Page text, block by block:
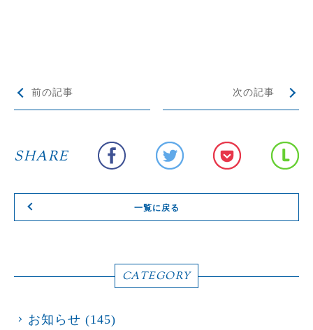
前の記事 次の記事
SHARE
一覧に戻る
CATEGORY
お知らせ (145)